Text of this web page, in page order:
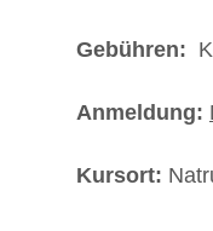
Gebühren:
Anmeldung:
Kursort: